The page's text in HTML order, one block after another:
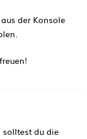
der Konsole
solltest du die